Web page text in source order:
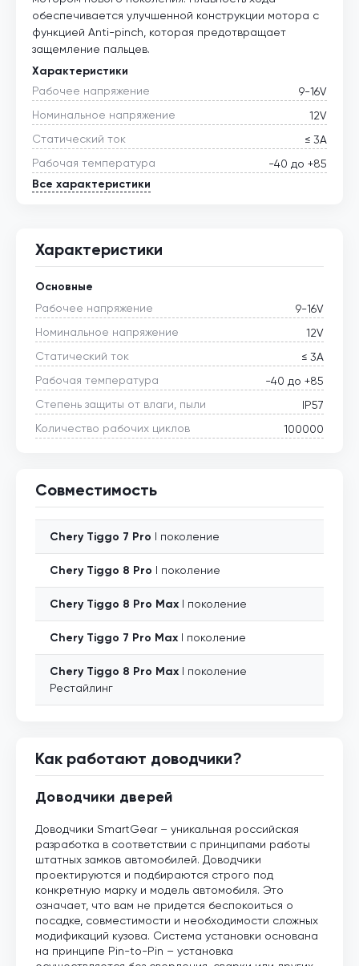
обеспечивается улучшенной конструкции мотора с
функцией Anti-pinch, которая предотвращает
защемление пальцев.
Характеристики
Рабочее напряжение
9-16V
Номинальное напряжение
12V
Статический ток
≤ 3А
Рабочая температура
-40 до +85
Все характеристики
Характеристики
Основные
Рабочее напряжение
9-16V
Номинальное напряжение
12V
Статический ток
≤ 3А
Рабочая температура
-40 до +85
Степень защиты от влаги, пыли
IP57
Количество рабочих циклов
100000
Совместимость
Chery Tiggo 7 Pro I поколение
Chery Tiggo 8 Pro I поколение
Chery Tiggo 8 Pro Max I поколение
Chery Tiggo 7 Pro Max I поколение
Chery Tiggo 8 Pro Max I поколение
Рестайлинг
Как работают доводчики?
Доводчики дверей
Доводчики SmartGear – уникальная российская
разработка в соответствии с принципами работы
штатных замков автомобилей. Доводчики
проектируются и подбираются строго под
конкретную марку и модель автомобиля. Это
означает, что вам не придется беспокоиться о
посадке, совместимости и необходимости сложных
модификаций кузова. Система установки основана
на принципе Pin-to-Pin – установка